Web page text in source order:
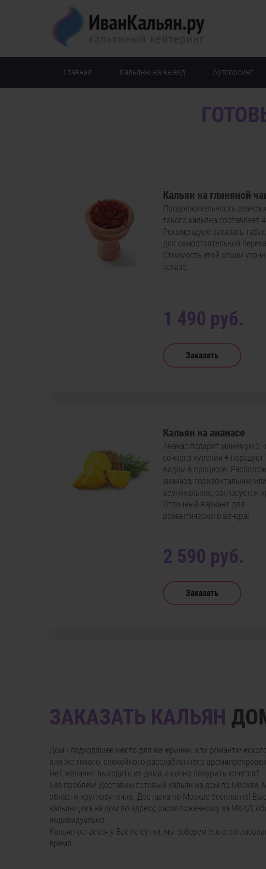
Главная Кальяны на выезд Аутсорсинг
Кальян на глиняной
Продолжительность сеанса
такого кальяна составляет
Рекомендуем заказать
для самостоятельной
Стоимость этой опции
заказе.
1 490 руб.
Заказать
Кальян на ананасе
Ананас подарит минимум 2
сочного курения +
видом в процессе.
ананаса, горизонтальное или
вертикальное, согласуется
Отличный вариант для
романтического вечера!
2 590 руб.
Заказать
ЗАКАЗАТЬ КАЛЬЯН
Дом - подходящее место для вечеринки, или
или же тихого, спокойного расслабленного
Нет желания выходить из дома, а сочно покурить хочется?
Без проблем! Доставим готовый кальян на дом по Москве,
области круглосуточно. Доставка по Москве бесплатно!
кальянщика на дом по адресу, расположенному за МКАД,
индивидуально.
Кальян остается у Вас на сутки, мы заберем его в
время.